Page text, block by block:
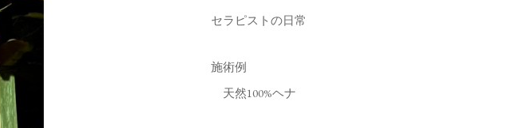
セラピストの日常
施術例
天然100%ヘナ